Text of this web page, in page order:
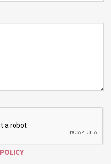
POLICY